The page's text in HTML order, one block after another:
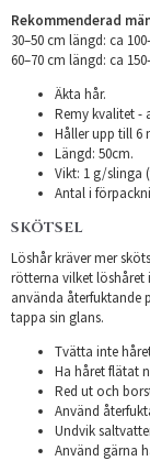
Rekommenderad
30–50 cm längd: ca
​60–70 cm längd: ca
Äkta hår.
Remy kvalitet -
Håller upp till 6
Längd: 50cm.
Vikt: 1 g/slinga
Antal i
SKÖTSEL
Löshår kräver mer
rötterna vilket löshåret
använda återfuktande
tappa sin glans.
Tvätta inte
Ha håret flätat
Red ut och
Använd
Undvik
Använd gärna